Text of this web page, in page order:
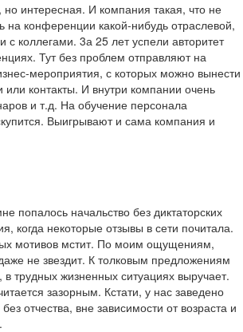
интересная. И компания такая, что не
на конференции какой-нибудь отраслевой,
коллегами. 3а 25 лет успели авторитет
Тут без проблем отправляют на
мероприятия, с которых можно вынести
контакты. И внутри компании очень
и т.д. На обучение персонала
Выигрывают и сама компания и
попалось начальство без диктаторских
когда некоторые отзывы в сети почитала.
мотивов мстит. По моим ощущениям,
не звездит. К толковым предложениям
трудных жизненных ситуациях выручает.
зазорным. Кстати, у нас заведено
отчества, вне зависимости от возраста и